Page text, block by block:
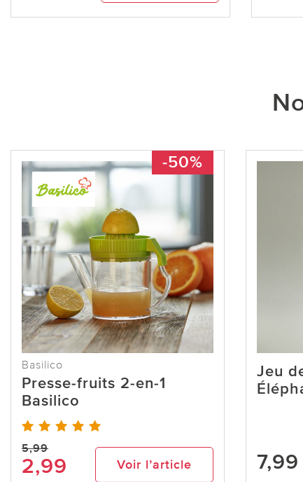
-50%
Basilico
Presse-fruits 2-en-1
Basilico
5,99
2,99 Voir l’article
Jeu
7,99